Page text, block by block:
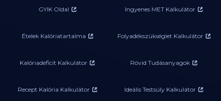
GYIK Oldal Ingyenes MET Kalkulátor
Ételek Kalóriatartalma Folyadékszükséglet Kalkulátor
Kalóriadeficit Kalkulátor Rövid Tudásanyagok
Recept Kalória Kalkulátor Ideális Testsúly Kalkulátor